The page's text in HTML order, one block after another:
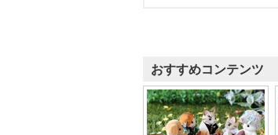
おすすめコンテンツ